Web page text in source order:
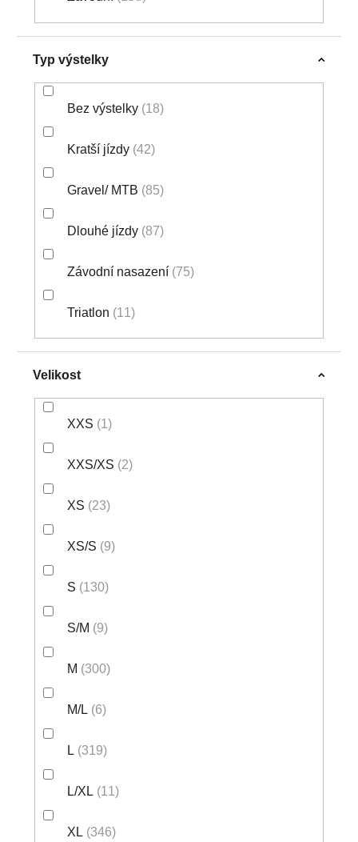
Typ výstelky
Bez výstelky 18
Kratší jízdy 42
Gravel/ MTB 85
Dlouhé jízdy 87
Závodní nasazení 75
Triatlon 11
Velikost
XXS 1
XXS/XS 2
XS 23
XS/S 9
S 130
S/M 9
M 300
M/L 6
L 319
L/XL 11
XL 346